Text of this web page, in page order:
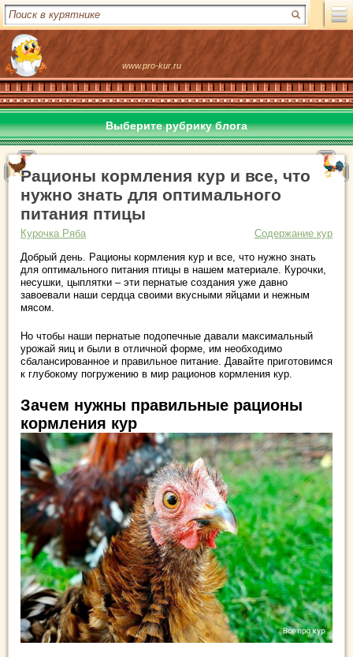
www.pro-kur.ru
Выберите рубрику блога
Рационы кормления кур и все, что
нужно знать для оптимального
питания птицы
Курочка Ряба
Содержание кур
Добрый день. Рационы кормления кур и все, что нужно знать
для оптимального питания птицы в нашем материале. Курочки,
несушки, цыплятки – эти пернатые создания уже давно
завоевали наши сердца своими вкусными яйцами и нежным
мясом.
Но чтобы наши пернатые подопечные давали максимальный
урожай яиц и были в отличной форме, им необходимо
сбалансированное и правильное питание. Давайте приготовимся
к глубокому погружению в мир рационов кормления кур.
Зачем нужны правильные рационы
кормления кур